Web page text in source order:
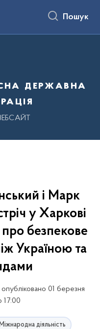
Пошук
державна
і Марк
у Харкові
безпекове
Україною та
01 березня
17:00
діяльність